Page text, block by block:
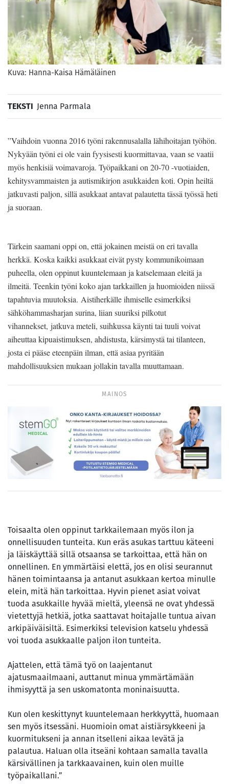
Kuva: Hanna-Kaisa Hämäläinen
TEKSTI Jenna Parmala
”Vaihdoin vuonna 2016 työni rakennusalalla lähihoitajan työhön.
Nykyään työni ei ole vain fyysisesti kuormittavaa, vaan se vaatii
myös henkisiä voimavaroja. Työpaikkani on 20-70 -vuotiaiden,
kehitysvammaisten ja autismikirjon asukkaiden koti. Opin heiltä
jatkuvasti paljon, sillä asukkaat antavat palautetta tässä työssä heti
ja suoraan.
Tärkein saamani oppi on, että jokainen meistä on eri tavalla
herkkä. Koska kaikki asukkaat eivät pysty kommunikoimaan
puheella, olen oppinut kuuntelemaan ja katselemaan eleitä ja
ilmeitä. Teenkin työni koko ajan tarkkaillen ja huomioiden niissä
tapahtuvia muutoksia. Aistiherkälle ihmiselle esimerkiksi
sähköhammasharjan surina, liian suuriksi pilkotut
vihannekset, jatkuva meteli, suihkussa käynti tai tuuli voivat
aiheuttaa kipuaistimuksen, ahdistusta, kärsimystä tai tilanteen,
josta ei pääse eteenpäin ilman, että asiaa pyritään
mahdollisuuksien mukaan jollakin tavalla muuttamaan.
MAINOS
Toisaalta olen oppinut tarkkailemaan myös ilon ja
onnellisuuden tunteita. Kun eräs asukas tarttuu käteeni
ja läiskäyttää sillä otsaansa se tarkoittaa, että hän on
onnellinen. En ymmärtäisi elettä, jos en olisi seurannut
hänen toimintaansa ja antanut asukkaan kertoa minulle
elein, mitä hän tarkoittaa. Hyvin pienet asiat voivat
tuoda asukkaille hyvää mieltä, yleensä ne ovat yhdessä
vietettyjä hetkiä, jotka saattavat hoitajalle tuntua aivan
arkipäiväisiltä. Esimerkiksi television katselu yhdessä
voi tuoda asukkaalle paljon ilon tunteita.
Ajattelen, että tämä työ on laajentanut
ajatusmaailmaani, auttanut minua ymmärtämään
ihmisyyttä ja sen uskomatonta moninaisuutta.
Kun olen keskittynyt kuuntelemaan herkkyyttä, huomaan
sen myös itsessäni. Huomioin omat aistiärsykkeeni ja
kuormitukseni ja annan itselleni aikaa levätä ja
palautua. Haluan olla itseäni kohtaan samalla tavalla
kärsivällinen ja tarkkaavainen, kuin olen muille
työpaikallani.”